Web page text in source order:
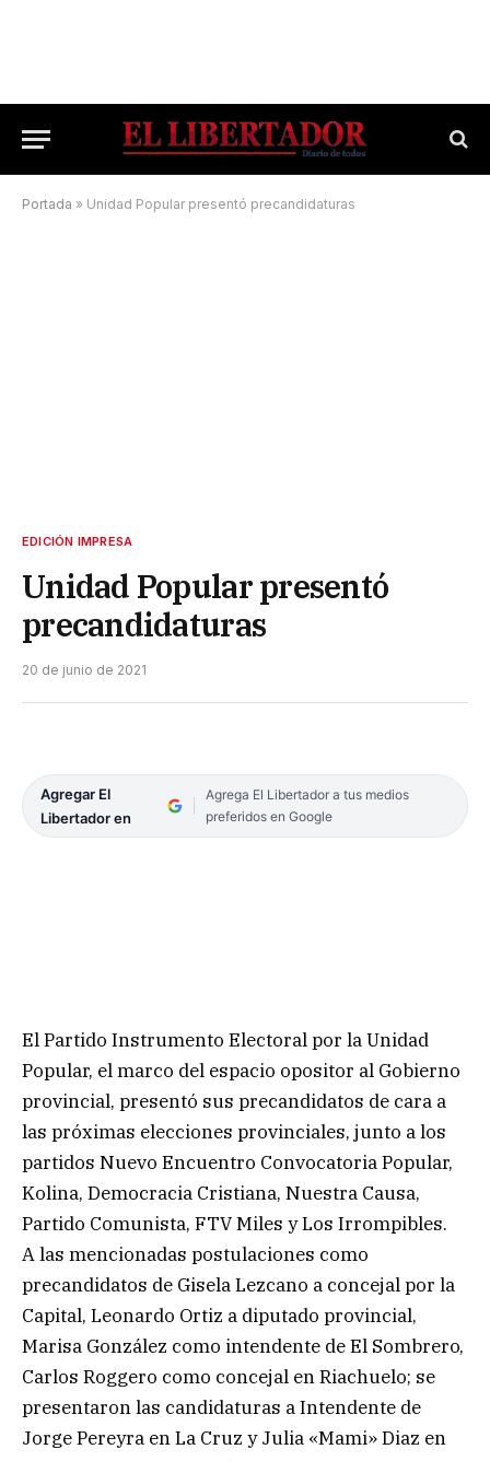
Portada » Unidad Popular presentó precandidaturas
EDICIÓN IMPRESA
Unidad Popular presentó
precandidaturas
20 de junio de 2021
Agregar El
Libertador en
Agrega El Libertador a tus medios
preferidos en Google
El Partido Instrumento Electoral por la Unidad
Popular, el marco del espacio opositor al Gobierno
provincial, presentó sus precandidatos de cara a
las próximas elecciones provinciales, junto a los
partidos Nuevo Encuentro Convocatoria Popular,
Kolina, Democracia Cristiana, Nuestra Causa,
Partido Comunista, FTV Miles y Los Irrompibles.
A las mencionadas postulaciones como
precandidatos de Gisela Lezcano a concejal por la
Capital, Leonardo Ortiz a diputado provincial,
Marisa González como intendente de El Sombrero,
Carlos Roggero como concejal en Riachuelo; se
presentaron las candidaturas a Intendente de
Jorge Pereyra en La Cruz y Julia «Mami» Diaz en